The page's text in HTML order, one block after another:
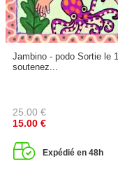
Jambino - podo Sortie le
soutenez...
25.00 €
15.00 €
Expédié en 48h